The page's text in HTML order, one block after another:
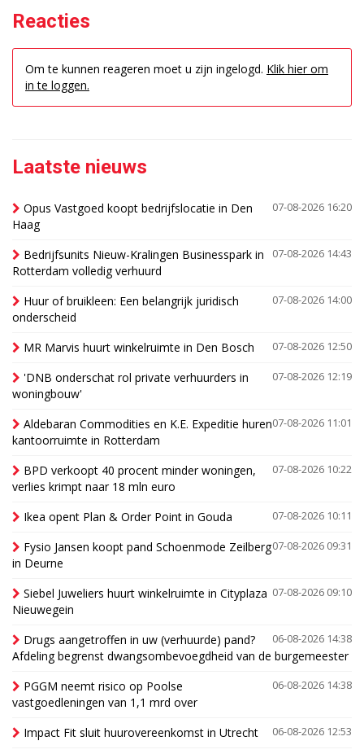
Reacties
Om te kunnen reageren moet u zijn ingelogd. Klik hier om
in te loggen.
Laatste nieuws
07-08-2026 16:20
Opus Vastgoed koopt bedrijfslocatie in Den
Haag
07-08-2026 14:43
Bedrijfsunits Nieuw-Kralingen Businesspark in
Rotterdam volledig verhuurd
07-08-2026 14:00
Huur of bruikleen: Een belangrijk juridisch
onderscheid
07-08-2026 12:50
MR Marvis huurt winkelruimte in Den Bosch
07-08-2026 12:19
'DNB onderschat rol private verhuurders in
woningbouw'
07-08-2026 11:01
Aldebaran Commodities en K.E. Expeditie huren
kantoorruimte in Rotterdam
07-08-2026 10:22
BPD verkoopt 40 procent minder woningen,
verlies krimpt naar 18 mln euro
07-08-2026 10:11
Ikea opent Plan & Order Point in Gouda
07-08-2026 09:31
Fysio Jansen koopt pand Schoenmode Zeilberg
in Deurne
07-08-2026 09:10
Siebel Juweliers huurt winkelruimte in Cityplaza
Nieuwegein
06-08-2026 14:38
Drugs aangetroffen in uw (verhuurde) pand?
Afdeling begrenst dwangsombevoegdheid van de burgemeester
06-08-2026 14:38
PGGM neemt risico op Poolse
vastgoedleningen van 1,1 mrd over
06-08-2026 12:53
Impact Fit sluit huurovereenkomst in Utrecht